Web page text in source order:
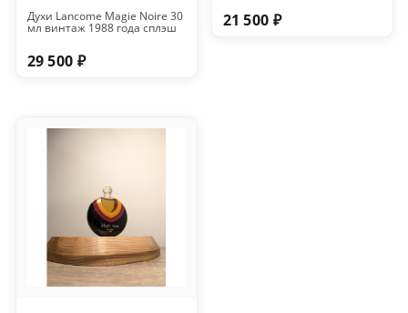
Духи Lancome Magie Noire 30
мл винтаж 1988 года сплэш
29 500 ₽
21 500 ₽